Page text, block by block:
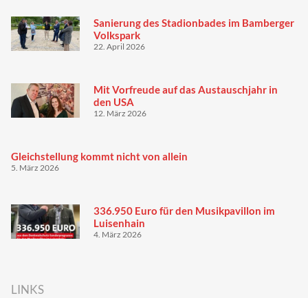
Sanierung des Stadionbades im Bamberger
Volkspark
22. April 2026
Mit Vorfreude auf das Austauschjahr in
den USA
12. März 2026
Gleichstellung kommt nicht von allein
5. März 2026
336.950 Euro für den Musikpavillon im
Luisenhain
4. März 2026
LINKS